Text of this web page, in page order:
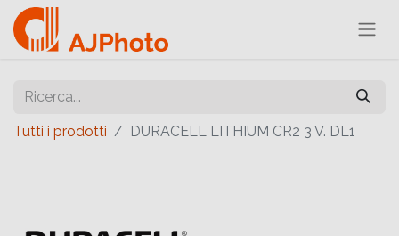
Tutti i prodotti DURACELL LITHIUM CR2 3 V. DL1